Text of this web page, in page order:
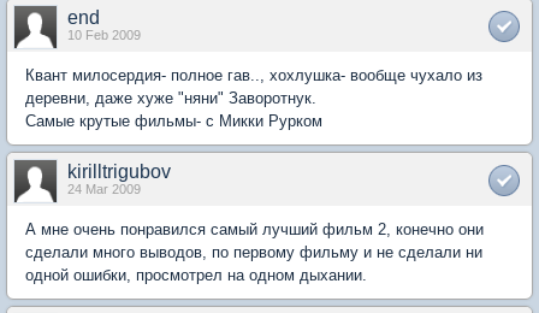
end
10 Feb 2009
Квант милосердия- полное гав.., хохлушка- вообще чухало из
деревни, даже хуже "няни" Заворотнук.
Самые крутые фильмы- с Микки Рурком
kirilltrigubov
24 Mar 2009
А мне очень понравился самый лучший фильм 2, конечно они
сделали много выводов, по первому фильму и не сделали ни
одной ошибки, просмотрел на одном дыхании.